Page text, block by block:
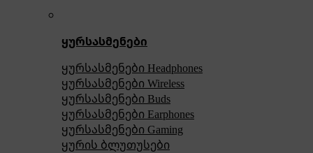
ყურსასმენები
ყურსასმენები Headphones
ყურსასმენები Wireless
ყურსასმენები Buds
ყურსასმენები Earphones
ყურსასმენები Gaming
ყურის ბლუთუსები